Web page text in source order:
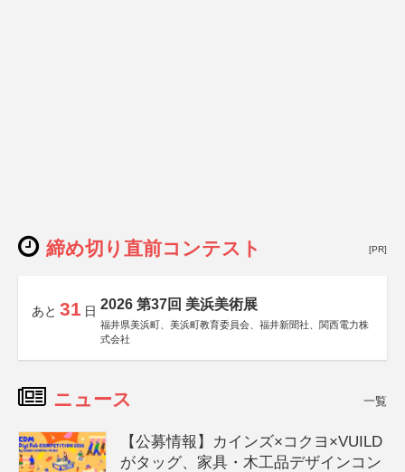
締め切り直前コンテスト [PR]
あと 31 日 2026 第37回 美浜美術展
福井県美浜町、美浜町教育委員会、福井新聞社、関西電力株
式会社
ニュース 一覧
【公募情報】カインズ×コクヨ×VUILD
がタッグ、家具・木工品デザインコン